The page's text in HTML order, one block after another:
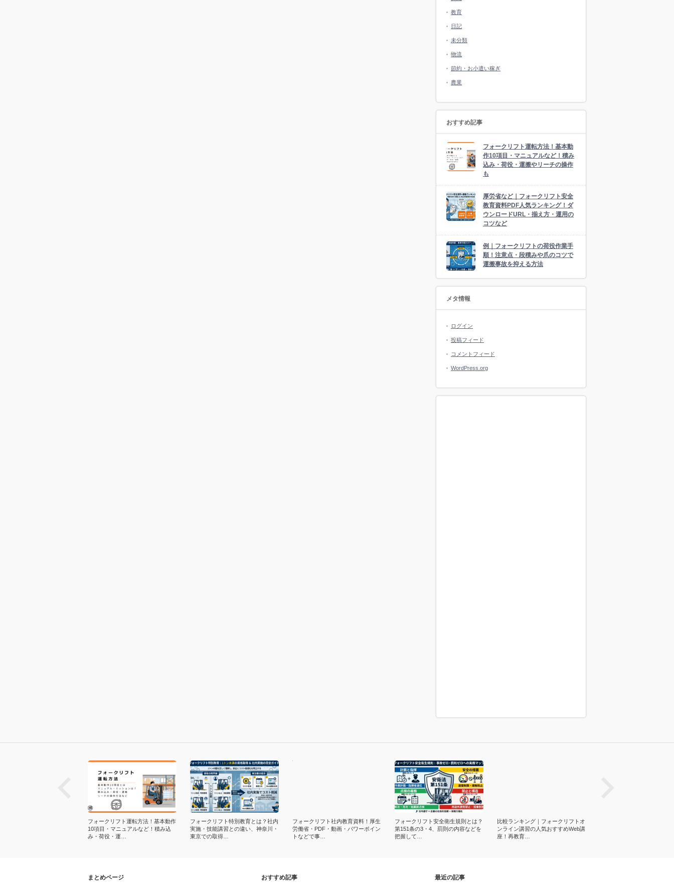
教育
日記
未分類
物流
節約・お小遣い稼ぎ
農業
おすすめ記事
フォークリフト運転方法！基本動
作10項目・マニュアルなど！積み
込み・荷役・運搬やリーチの操作
も
厚労省など｜フォークリフト安全
教育資料PDF人気ランキング！ダ
ウンロードURL・揃え方・運用の
コツなど
例｜フォークリフトの荷役作業手
順！注意点・段積みや爪のコツで
運搬事故を抑える方法
メタ情報
ログイン
投稿フィード
コメントフィード
WordPress.org
フォークリフト運転方法！基本動作
10項目・マニュアルなど！積み込
み・荷役・運…
フォークリフト特別教育とは？社内
実施・技能講習との違い、神奈川・
東京での取得…
フォークリフト社内教育資料！厚生
労働省・PDF・動画・パワーポイン
トなどで事…
フォークリフト安全衛生規則とは？
第151条の3・4、罰則の内容などを
把握して…
比較ランキング｜フォークリフトオ
ンライン講習の人気おすすめWeb講
座！再教育…
まとめページ おすすめ記事 最近の記事